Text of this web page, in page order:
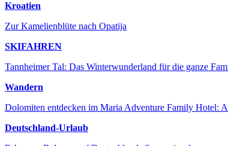
Kroatien
Zur Kamelienblüte nach Opatija
SKIFAHREN
Tannheimer Tal: Das Winterwunderland für die ganze
Wandern
Dolomiten entdecken im Maria Adventure Family Hotel:
Deutschland-Urlaub